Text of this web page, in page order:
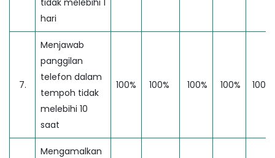
hari
7.
Menjawab
panggilan
telefon dalam
tempoh tidak
melebihi 10
saat
100% 100% 100% 100% 100%
Mengamalkan